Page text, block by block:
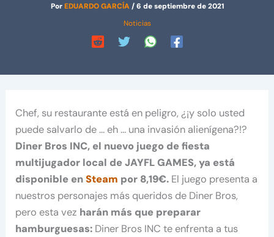
PorEDUARDO GARCÍA/6 de septiembre de 2021
Noticias
Chef, su restaurante está en peligro, ¿¡y solo usted
puede salvarlo de … eh … una invasión alienígena?!?
Diner Bros INC, el nuevo juego de fiesta
multijugador local de JAYFL GAMES, ya está
disponible enSteam por 8,19€. El juego presenta a
nuestros personajes más queridos de Diner Bros,
pero esta vez harán más que preparar
hamburguesas: Diner Bros INC te enfrenta a tus